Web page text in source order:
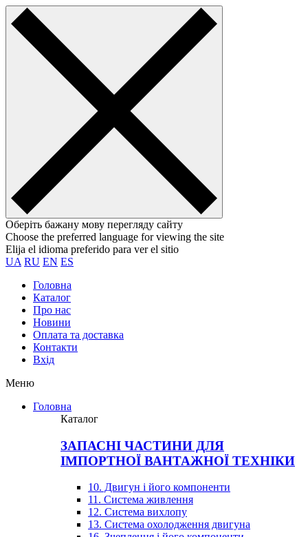
Оберіть бажану мову перегляду сайту
Choose the preferred language for viewing the site
Elija el idioma preferido para ver el sitio
UA RU EN ES
Головна
Каталог
Про нас
Новини
Оплата та доставка
Контакти
Вхiд
Меню
Головна
Каталог
ЗАПАСНІ ЧАСТИНИ ДЛЯ
ІМПОРТНОЇ ВАНТАЖНОЇ ТЕХНІКИ
10. Двигун і його компоненти
11. Система живлення
12. Система вихлопу
13. Система охолодження двигуна